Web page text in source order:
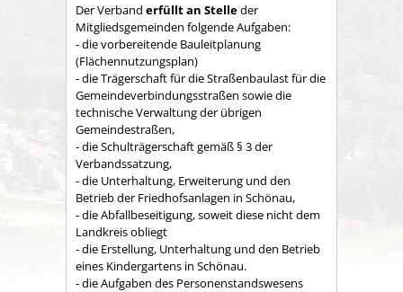
Der Verband erfüllt an Stelleder
Mitgliedsgemeinden folgende Aufgaben:
- die vorbereitende Bauleitplanung
(Flächennutzungsplan)
- die Trägerschaft für die Straßenbaulast für die
Gemeindeverbindungsstraßen sowie die
technische Verwaltung der übrigen
Gemeindestraßen,
- die Schulträgerschaft gemäß § 3 der
Verbandssatzung,
- die Unterhaltung, Erweiterung und den
Betrieb der Friedhofsanlagen in Schönau,
- die Abfallbeseitigung, soweit diese nicht dem
Land­kreis obliegt
- die Erstellung, Unterhaltung und den Betrieb
eines Kindergartens in Schönau.
- die Aufgaben des Personenstandswesens